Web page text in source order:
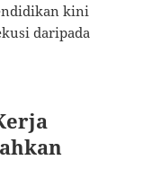
kini
daripada